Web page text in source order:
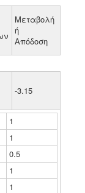
Μεταβολή
ή
Απόδοση
-3.15
1
1
0.5
1
1